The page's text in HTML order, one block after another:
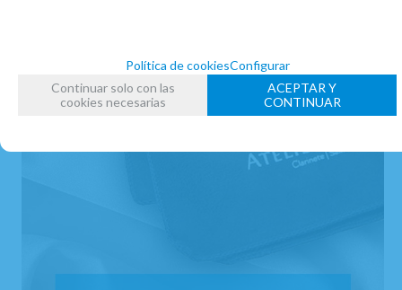
Política de cookiesConfigurar
Continuar solo con las
cookies necesarias
ACEPTAR Y
CONTINUAR